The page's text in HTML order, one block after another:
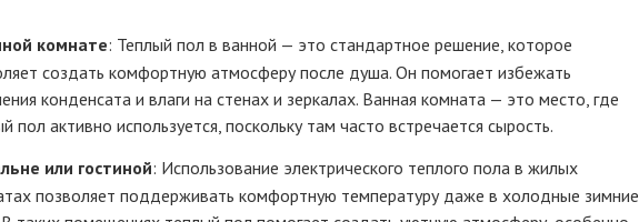
комнате: Теплый пол в ванной — это стандартное решение, которое
создать комфортную атмосферу после душа. Он помогает избежать
конденсата и влаги на стенах и зеркалах. Ванная комната — это место, где
пол активно используется, поскольку там часто встречается сырость.
или гостиной: Использование электрического теплого пола в жилых
позволяет поддерживать комфортную температуру даже в холодные зимние